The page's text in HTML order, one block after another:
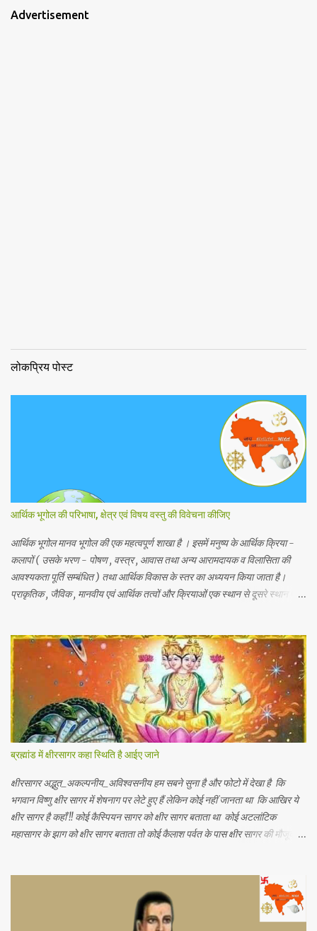
Advertisement
लोकप्रिय पोस्ट
आर्थिक भूगोल की परिभाषा, क्षेत्र एवं विषय वस्तु की विवेचना कीजिए
आर्थिक भूगोल मानव भूगोल की एक महत्वपूर्ण शाखा है । इसमें मनुष्य के आर्थिक क्रिया -
कलापों ( उसके भरण - पोषण , वस्त्र , आवास तथा अन्य आरामदायक व विलासिता की
आवश्यकता पूर्ति सम्बंधित ) तथा आर्थिक विकास के स्तर का अध्ययन किया जाता है।
प्राकृतिक , जैविक , मानवीय एवं आर्थिक तत्वों और क्रियाओं एक स्थान से दूसरे स्थान पर
विद्वानों ने निम्नलिखित प्रमुख परिभाषाएं दी है। 1.प्रो . ब्राउन के शब्दों में - आर्थिक भूगोल
की वह शाखा है जिसमें प्राकृतिक वातावरण ( जड़ और चेतन ) के मनुष्य की आर्थिक
क्रियाओं पर पड़ने वाले प्रभावों का अध्ययन होता है। 2. रूरबैक के शब्दों में - "आर्थिक
भूगोल एक क्षेत्र के आर्थिक जीवन क वर्णन है, जिसके अन्तर्गत भौगोलिक वातावरण के
नियंत्रण या प्रभाव को आर्थिक जन जीवन पर देखा जा सकें। " 3. आर. ई मरफी के
अनुसार -" आर्थिक भूगोल मनुष्य के जीवकोपार्जन की विधियों में से एक स्था...
ब्रह्मांड में क्षीरसागर कहा स्थिति है आईए जाने
क्षीरसागर अद्भुत_अकल्पनीय_अविश्वसनीय हम सबने सुना है और फोटो में देखा है कि
भगवान विष्णु क्षीर सागर में शेषनाग पर लेटे हुए हैं लेकिन कोई नहीं जानता था कि आखिर ये
क्षीर सागर है कहाँ !! कोई कैस्पियन सागर को क्षीर सागर बताता था कोई अटलांटिक
महासागर के झाग को क्षीर सागर बताता तो कोई कैलाश पर्वत के पास क्षीर सागर की मौजूदगी
बड़ा है जिसमें पृथ्वी पर मौजूद कुल पानी से 140 ट्रिलियन गुणा अधिक पानी है (1
ट्रिलियन = 1 लाख करोड़) अंतरिक्ष में पानी का ये असीमित महासागर हमारी पृथ्वी से
लगभग 12 अरब प्रकाश वर्ष दूर है (1 प्रकाश वर्ष = 1 साल में प्रकाश जितनी दूरी तय कर